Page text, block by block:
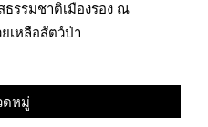
รรมชาติเมืองรอง ณ
เหลือสัตว์ป่า
หมู่